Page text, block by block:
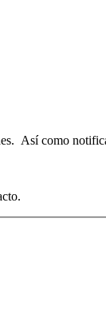
Así como